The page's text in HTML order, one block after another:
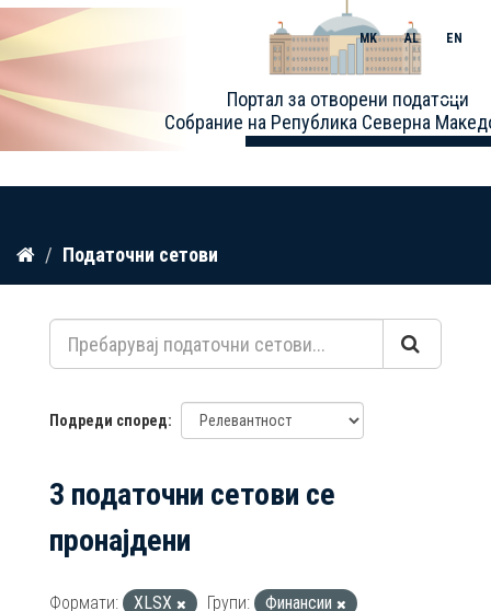
Прескокнете
содржина
Портал за отворени податоци
Собрание на Република Северна
MK AL EN
Toggle
Податочни сетови
Подреди според
3 податочни сетови се
пронајдени
Формати: XLSX Групи: Финансии